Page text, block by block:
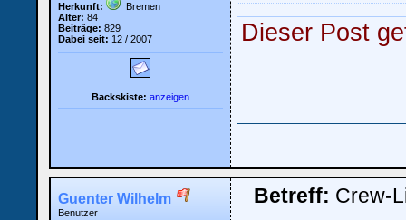
Loginbox
Trage
bitte
in
die
nachfolgenden
Felder
Deinen
Benutzernamen
und
Kennwort
ein,
um
Dich
einzuloggen.
Herkunft:
Bremen
Alter: 84
Beiträge: 829
Dabei seit: 12 / 2007
Backskiste: anzeigen
Dieser Post
Guenter Wilhelm
Benutzer
Betreff: Crew-